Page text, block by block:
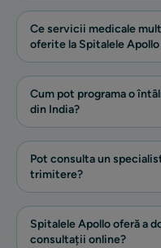
Ce servicii medicale
oferite la Spitalele
Cum pot programa o
din India?
Pot consulta un
trimitere?
Spitalele Apollo oferă a
consultații online?